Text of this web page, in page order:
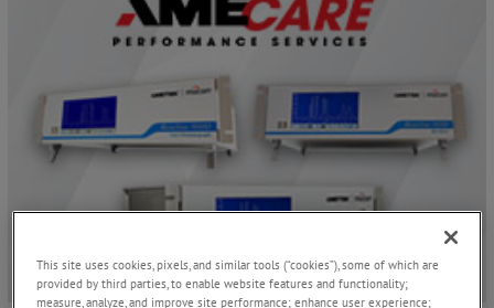
This site uses cookies, pixels, and similar tools (“cookies”), some of which are
provided by third parties, to enable website features and functionality;
measure, analyze, and improve site performance; enhance user experience;